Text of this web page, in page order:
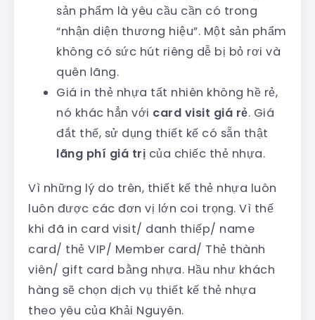
sản phẩm là yêu cầu cần có trong
“nhận diện thương hiệu”. Một sản phẩm
không có sức hút riêng dễ bị bỏ rơi và
quên lãng.
Giá in thẻ nhựa tất nhiên không hề rẻ,
nó khác hẳn với card visit giá rẻ. Giá
đắt thế, sử dụng thiết kế có sẵn thật
lãng phí giá trị của chiếc thẻ nhựa.
Vì những lý do trên, thiết kế thẻ nhựa luôn
luôn được các đơn vị lớn coi trọng. Vì thế
khi đã in card visit/ danh thiếp/ name
card/ thẻ VIP/ Member card/ Thẻ thành
viên/ gift card bằng nhựa. Hầu như khách
hàng sẽ chọn dịch vụ thiết kế thẻ nhựa
theo yêu của Khải Nguyên.